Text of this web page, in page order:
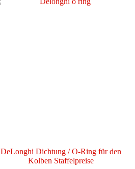
DeLonghi Dichtung / O-Ring für den
Kolben Staffelpreise